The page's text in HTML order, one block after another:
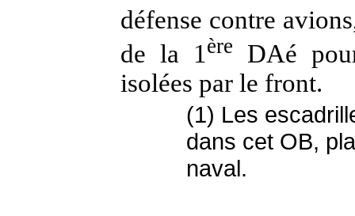
défense contre
de la 1ère
DAé
isolées par le front.
(1) Les
dans cet OB,
naval.